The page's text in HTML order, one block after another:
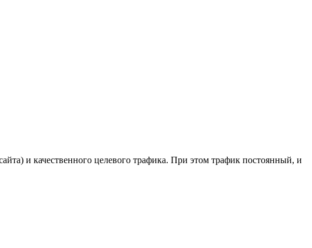
и качественного целевого трафика. При этом трафик постоянный, и